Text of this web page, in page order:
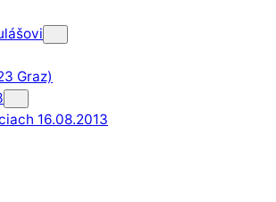
Graz)
16.08.2013